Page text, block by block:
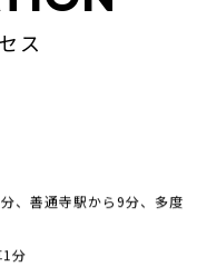
ス
、善通寺駅から9分、多度
分